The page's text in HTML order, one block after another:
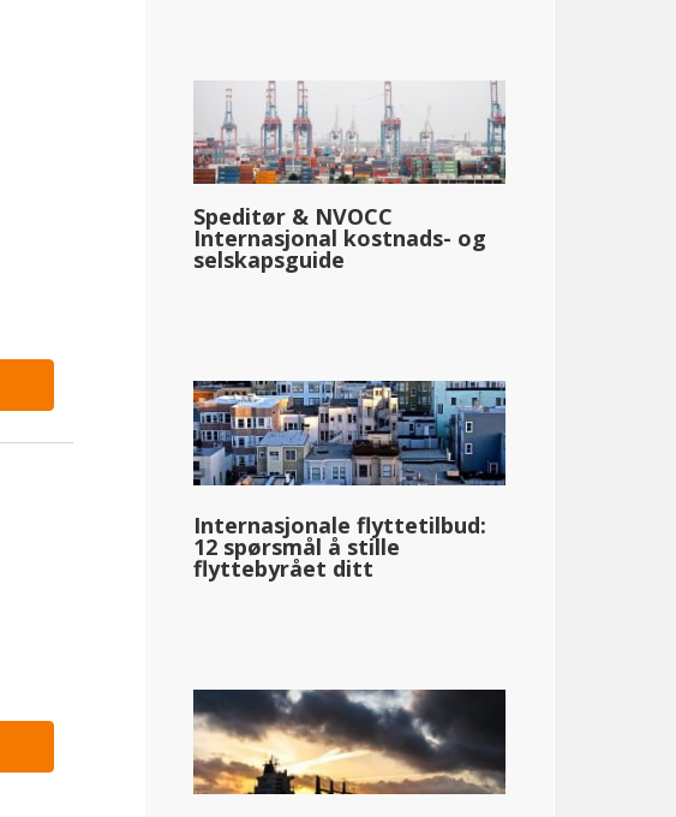
Speditør & NVOCC
Internasjonal kostnads- og
selskapsguide
Internasjonale flyttetilbud:
12 spørsmål å stille
flyttebyrået ditt